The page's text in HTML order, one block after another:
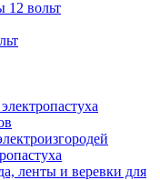
12 вольт
ленты и веревки для